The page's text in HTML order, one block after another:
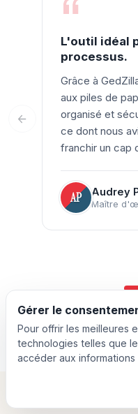
L'outil idéal
processus.
Grâce à
aux piles de
organisé et
ce dont nous
franchir un cap
AP Audrey
Maître
Voir tous
Gérer le
Pour offrir les meilleures
technologies telles que
accéder aux informations